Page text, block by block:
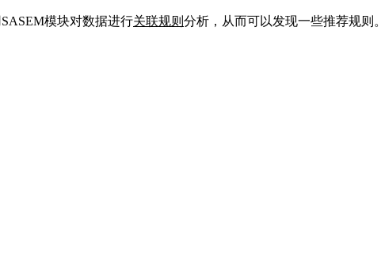
SASEM模块对数据进行关联规则 分析，从而可以发现一些推荐规则。